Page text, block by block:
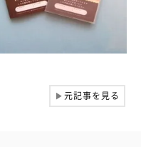
▶元記事を見る